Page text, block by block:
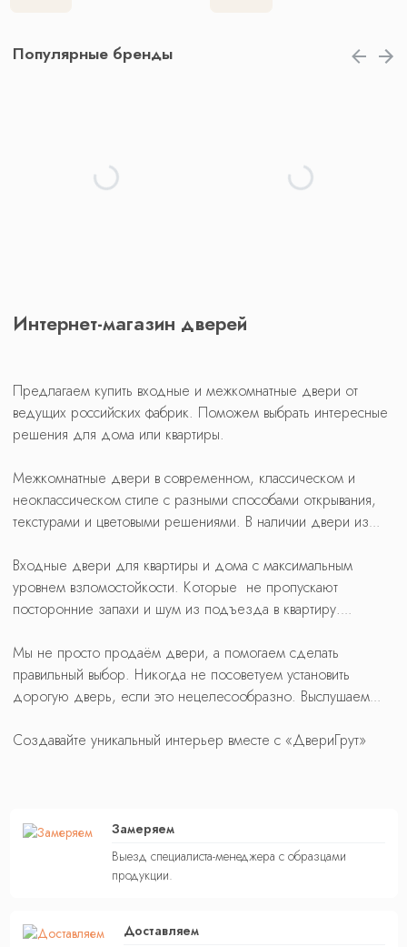
Популярные бренды
Интернет-магазин дверей
Предлагаем купить входные и межкомнатные двери от
ведущих российских фабрик. Поможем выбрать интересные
решения для дома или квартиры.
Межкомнатные двери в современном, классическом и
неоклассическом стиле с разными способами открывания,
текстурами и цветовыми решениями. В наличии двери из
экошпон и эмаль с доставкой за 1 день. А также модели-
невидимки с грунтованным полотном и алюминиевой
кромкой под самостоятельную отделку. Создавайте
Входные двери для квартиры и дома с максимальным
уровнем взломостойкости. Которые не пропускают
посторонние запахи и шум из подъезда в квартиру.
сохранят тепло в доме. Это достигается за счёт конструкции
двери, регулятора притвора и системы уплотнения.
Мы не просто продаём двери, а помогаем сделать
правильный выбор. Никогда не посоветуем установить
дорогую дверь, если это нецелесообразно. Выслушаем
решение. Мы на 100% заботимся о своих клиентах:
Создавайте уникальный интерьер вместе с «ДвериГрут»
Замеряем
Выезд специалиста-менеджера с образцами
продукции.
Доставляем